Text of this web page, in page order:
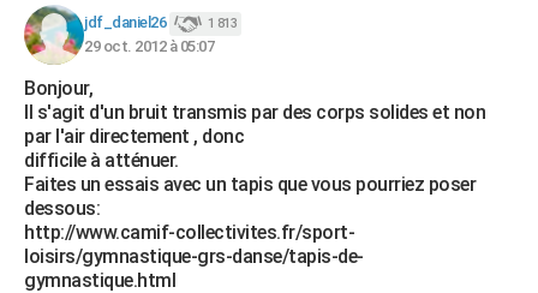
jdf_daniel26 1 813
29 oct. 2012 à 05:07
Bonjour,
Il s'agit d'un bruit transmis par des corps solides et non
par l'air directement , donc
difficile à atténuer.
Faites un essais avec un tapis que vous pourriez poser
dessous:
http://www.camif-collectivites.fr/sport-
loisirs/gymnastique-grs-danse/tapis-de-
gymnastique.html